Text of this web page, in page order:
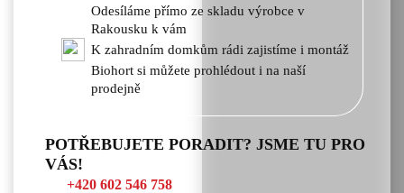
Odesíláme přímo ze skladu výrobce v
Rakousku k vám
K zahradním domkům rádi zajistíme i montáž
Biohort si můžete prohlédout i na naší
prodejně
POTŘEBUJETE PORADIT? JSME TU PRO
VÁS!
+420 602 546 758